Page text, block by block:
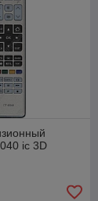
ic 3D